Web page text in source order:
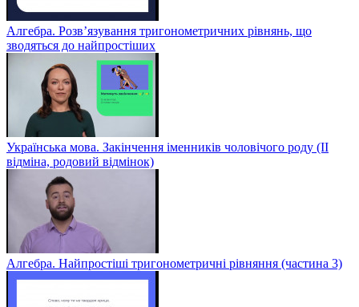
Алгебра. Розв’язування тригонометричних рівнянь, що
зводяться до найпростіших
Українська мова. Закінчення іменників чоловічого роду (ІІ
відміна, родовий відмінок)
Алгебра. Найпростіші тригонометричні рівняння (частина 3)